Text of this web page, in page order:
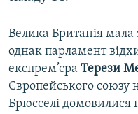
Велика Британія
однак парламент
експрем’єра Терези
Європейського союзу
Брюсселі домовилися